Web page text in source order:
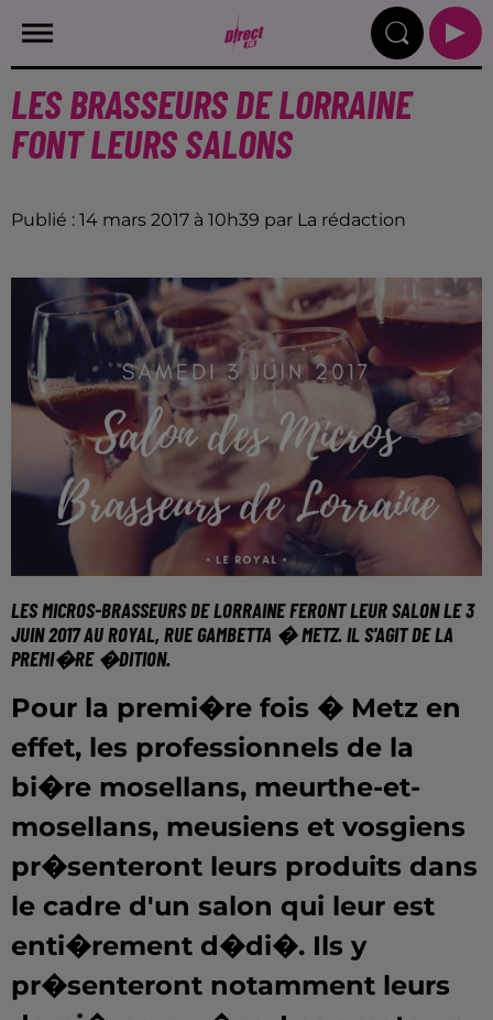
LES BRASSEURS DE LORRAINE
FONT LEURS SALONS
Publié : 14 mars 2017 à 10h39 par La rédaction
LES MICROS-BRASSEURS DE LORRAINEFERONT LEUR SALON LE 3
JUIN 2017 AU ROYAL, RUE GAMBETTA � METZ. IL S'AGIT DE LA
PREMI�RE �DITION.
Pour la premi�re fois � Metz en
effet, les professionnels de la
bi�re mosellans, meurthe-et-
mosellans, meusiens et vosgiens
pr�senteront leurs produits dans
le cadre d'un salon qui leur est
enti�rement d�di�. Ils y
pr�senteront notamment leurs